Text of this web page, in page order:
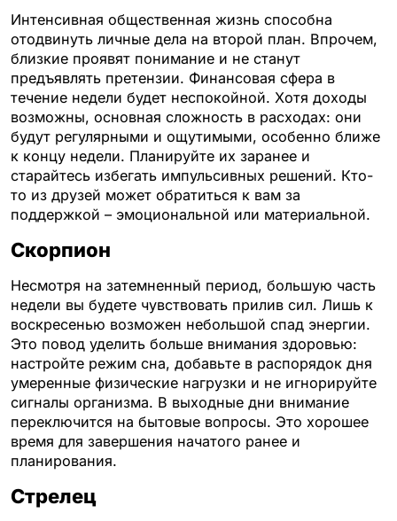
Интенсивная общественная жизнь способна
отодвинуть личные дела на второй план. Впрочем,
близкие проявят понимание и не станут
предъявлять претензии. Финансовая сфера в
течение недели будет неспокойной. Хотя доходы
возможны, основная сложность в расходах: они
будут регулярными и ощутимыми, особенно ближе
к концу недели. Планируйте их заранее и
старайтесь избегать импульсивных решений. Кто-
то из друзей может обратиться к вам за
поддержкой – эмоциональной или материальной.
Скорпион
Несмотря на затемненный период, большую часть
недели вы будете чувствовать прилив сил. Лишь к
воскресенью возможен небольшой спад энергии.
Это повод уделить больше внимания здоровью:
настройте режим сна, добавьте в распорядок дня
умеренные физические нагрузки и не игнорируйте
сигналы организма. В выходные дни внимание
переключится на бытовые вопросы. Это хорошее
время для завершения начатого ранее и
планирования.
Стрелец